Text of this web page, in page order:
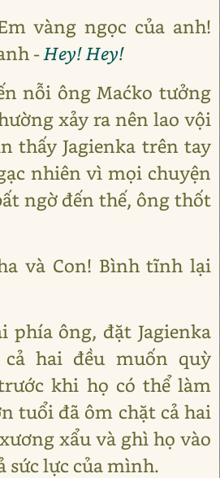
vàng ngọc của anh!
-Hey! Hey!
nỗi ông Maćko tưởng
xảy ra nên lao vội
thấy Jagienka trên tay
nhiên vì mọi chuyện
ngờ đến thế, ông thốt
và Con! Bình tĩnh lại
phía ông, đặt Jagienka
hai đều muốn quỳ
khi họ có thể làm
tuổi đã ôm chặt cả hai
xẩu và ghì họ vào
sức lực của mình.